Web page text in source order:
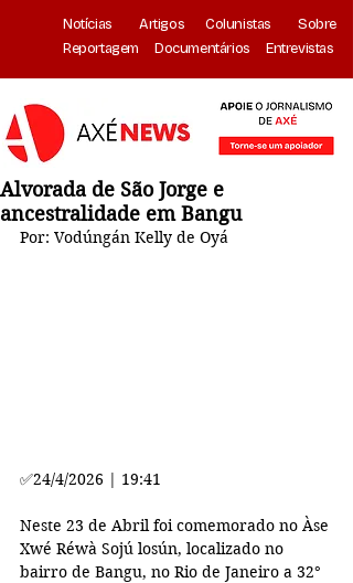
Notícias Artigos Colunistas
Sobre
Reportagem
Documentários Entrevistas
Alvorada de São Jorge e
ancestralidade em Bangu
Por: Vodúngán Kelly de Oyá
✅24/4/2026 | 19:41
Neste 23 de Abril foi comemorado no Àse
Xwé Réwà Sojú losún, localizado no
bairro de Bangu, no Rio de Janeiro a 32°